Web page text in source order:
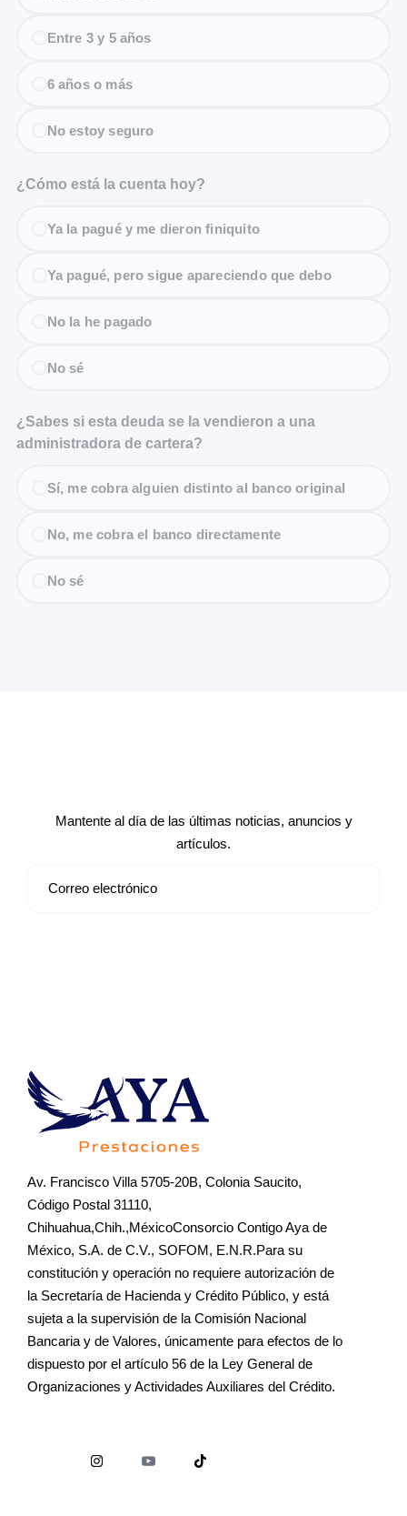
Entre 3 y 5 años
6 años o más
No estoy seguro
¿Cómo está la cuenta hoy?
Ya la pagué y me dieron finiquito
Ya pagué, pero sigue apareciendo que debo
No la he pagado
No sé
¿Sabes si esta deuda se la vendieron a una
administradora de cartera?
Sí, me cobra alguien distinto al banco original
No, me cobra el banco directamente
No sé
Mantente al día de las últimas noticias, anuncios y
artículos.
Av. Francisco Villa 5705-20B, Colonia Saucito,
Código Postal 31110,
Chihuahua,Chih.,MéxicoConsorcio Contigo Aya de
México, S.A. de C.V., SOFOM, E.N.R.Para su
constitución y operación no requiere autorización de
la Secretaría de Hacienda y Crédito Público, y está
sujeta a la supervisión de la Comisión Nacional
Bancaria y de Valores, únicamente para efectos de lo
dispuesto por el artículo 56 de la Ley General de
Organizaciones y Actividades Auxiliares del Crédito.